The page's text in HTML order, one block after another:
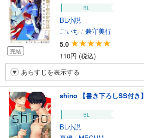
完結
BL
BL小説
ごいち / 兼守美行
5.0
110円 (税込)
あらすじを表示する
shino 【書き下ろしSS付き】
BL
BL小説